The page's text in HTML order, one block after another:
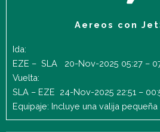
Aereos con
Ida:
EZE – SLA 20-Nov-2025 05:27 –
Vuelta:
SLA – EZE 24-Nov-2025 22:51 –
Equipaje: Incluye una valija